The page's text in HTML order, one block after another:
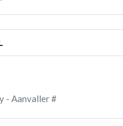
- Aanvaller #